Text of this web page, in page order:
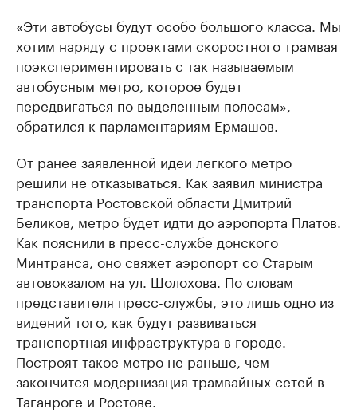
«Эти автобусы будут особо большого класса. Мы
хотим наряду с проектами скоростного трамвая
поэкспериментировать с так называемым
автобусным метро, которое будет
передвигаться по выделенным полосам», —
обратился к парламентариям Ермашов.
От ранее заявленной идеи легкого метро
решили не отказываться. Как заявил министра
транспорта Ростовской области Дмитрий
Беликов, метро будет идти до аэропорта Платов.
Как пояснили в пресс-службе донского
Минтранса, оно свяжет аэропорт со Старым
автовокзалом на ул. Шолохова. По словам
представителя пресс-службы, это лишь одно из
видений того, как будут развиваться
транспортная инфраструктура в городе.
Построят такое метро не раньше, чем
закончится модернизация трамвайных сетей в
Таганроге и Ростове.